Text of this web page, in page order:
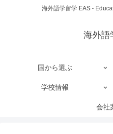
海外語学留学 EAS -
海外語
国から選ぶ
学校情報
会社